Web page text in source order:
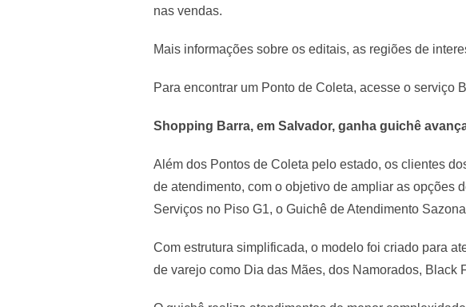
nas vendas.
Mais informações sobre os editais, as regiões de
Para encontrar um Ponto de Coleta, acesse o serviço
Shopping Barra, em Salvador, ganha guichê
Além dos Pontos de Coleta pelo estado, os clientes
de atendimento, com o objetivo de ampliar as opções
Serviços no Piso G1, o Guichê de Atendimento
Com estrutura simplificada, o modelo foi criado para
de varejo como Dia das Mães, dos Namorados,